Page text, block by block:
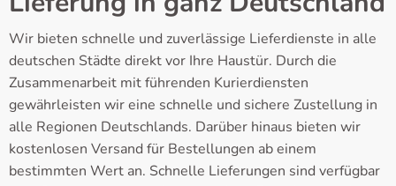
Wir bieten schnelle und zuverlässige Lieferdienste in alle
deutschen Städte direkt vor Ihre Haustür. Durch die
Zusammenarbeit mit führenden Kurierdiensten
gewährleisten wir eine schnelle und sichere Zustellung in
alle Regionen Deutschlands. Darüber hinaus bieten wir
kostenlosen Versand für Bestellungen ab einem
bestimmten Wert an. Schnelle Lieferungen sind verfügbar